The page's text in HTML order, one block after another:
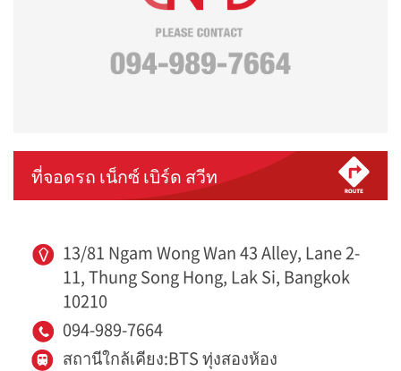
ที่จอดรถ เน็กซ์ เบิร์ด สวีท
13/81 Ngam Wong Wan 43 Alley, Lane 2-
11, Thung Song Hong, Lak Si, Bangkok
10210
094-989-7664
สถานีใกล้เคียง:BTS ทุ่งสองห้อง